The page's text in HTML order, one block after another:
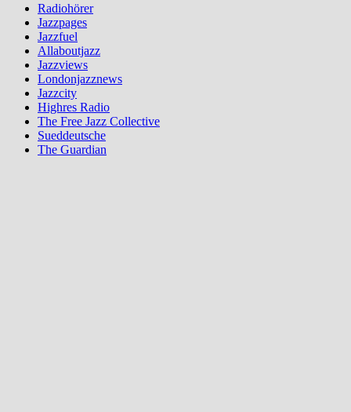
Radiohörer
Jazzpages
Jazzfuel
Allaboutjazz
Jazzviews
Londonjazznews
Jazzcity
Highres Radio
The Free Jazz Collective
Sueddeutsche
The Guardian